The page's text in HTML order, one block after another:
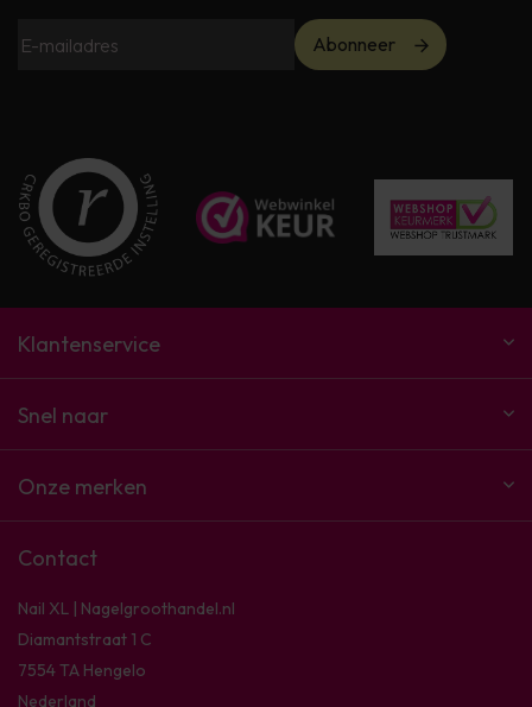
Abonneer
Klantenservice
Snel naar
Onze merken
Contact
Nail XL | Nagelgroothandel.nl
Diamantstraat 1 C
7554 TA Hengelo
Nederland